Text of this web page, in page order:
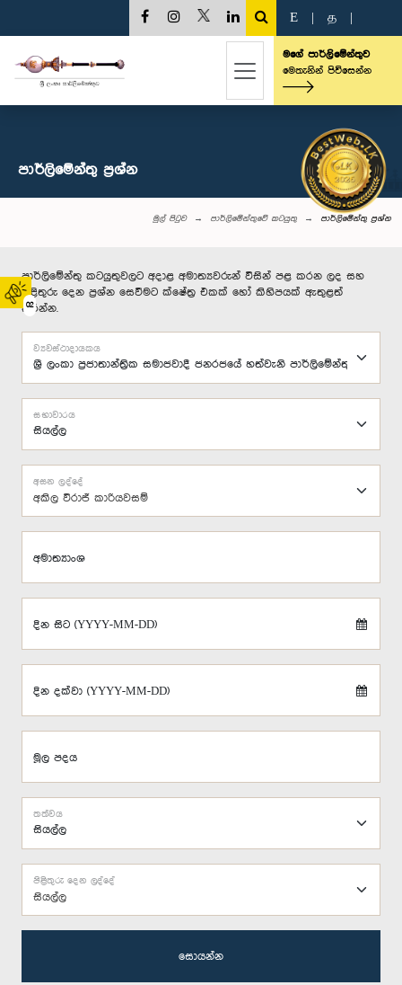
02
E த
මගේ පාර්ලිමේන්තුව
මෙතැනින් පිවිසෙන්න
පාර්ලි‌මේන්තු‌ ප්‍රශ්න
මුල් පිටුව පාර්ලිමේන්තුවේ කටයුතු පාර්ලි‌මේන්තු‌ ප්‍රශ්න
පාර්ලිමේන්තු කටයුතුවලට අදාළ අමාත්‍යවරුන් විසින් පළ කරන ලද සහ
පිළිතුරු දෙන ප්‍රශ්න සෙවීමට ක්ෂේත්‍ර එකක් හෝ කිහිපයක් ඇතුළත්
කරන්න.
ව්‍යවස්ථාදායකය
සභාවාරය
අකිල විරාජ් කාරියවසම්
අසන ලද්දේ
අමාත්‍යාංශ
දින සිට (YYYY-MM-DD)
දින දක්වා (YYYY-MM-DD)
මූල පදය
තත්වය
සියල්ල
පිළිතුරු දෙන ලද්දේ
සොයන්න